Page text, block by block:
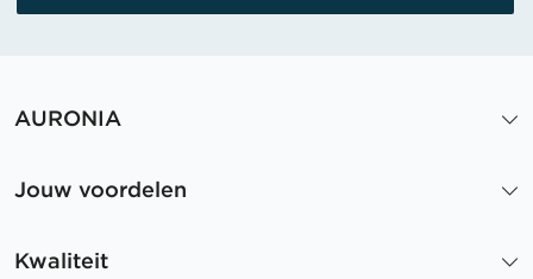
AURONIA
Jouw voordelen
Kwaliteit